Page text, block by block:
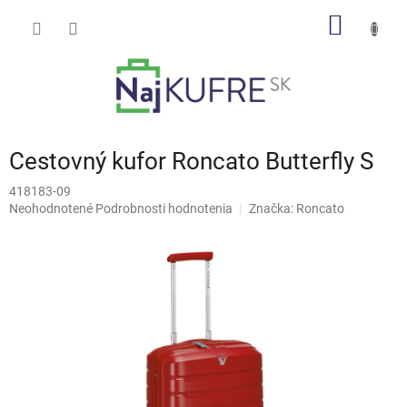
Cestovný kufor Roncato Butterfly S
418183-09
Priemerné
Neohodnotené Podrobnosti hodnotenia Značka: Roncato